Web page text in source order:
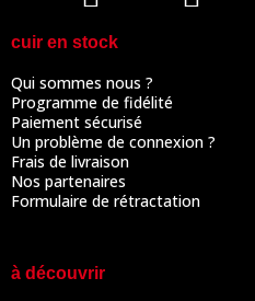
cuir en stock
Qui sommes nous ?
Programme de fidélité
Paiement sécurisé
Un problème de connexion ?
Frais de livraison
Nos partenaires
Formulaire de rétractation
à découvrir